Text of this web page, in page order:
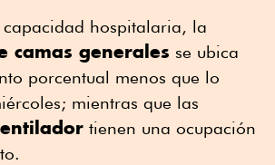
hospitalaria, la
camas generales se ubica
porcentual menos que lo
mientras que las
tienen una ocupación